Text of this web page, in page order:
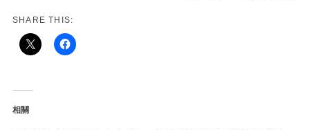
SHARE THIS:
相關